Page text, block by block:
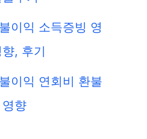
이익 소득증빙 영
, 후기
이익 연회비 환불
향